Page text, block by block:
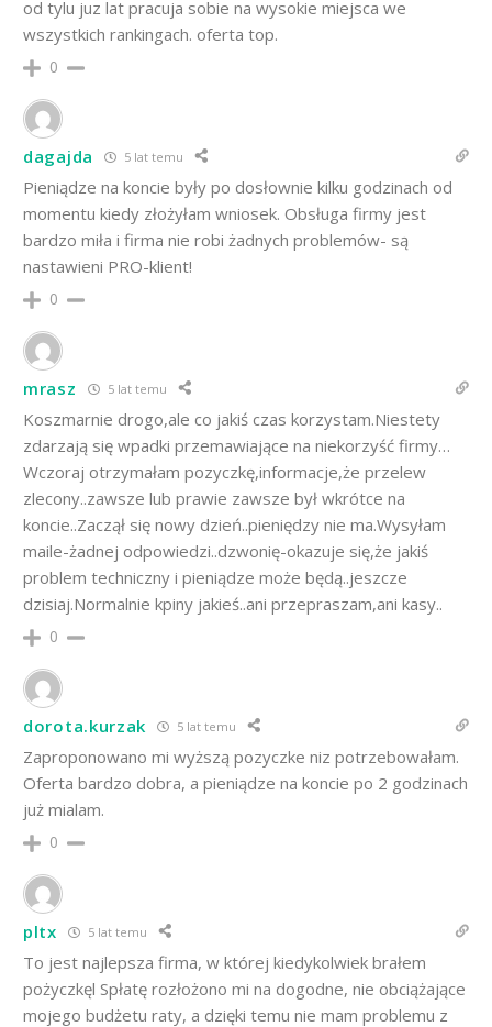
od tylu juz lat pracuja sobie na wysokie miejsca we
wszystkich rankingach. oferta top.
0
dagajda 5 lat temu
Pieniądze na koncie były po dosłownie kilku godzinach od
momentu kiedy złożyłam wniosek. Obsługa firmy jest
bardzo miła i firma nie robi żadnych problemów- są
nastawieni PRO-klient!
0
mrasz 5 lat temu
Koszmarnie drogo,ale co jakiś czas korzystam.Niestety
zdarzają się wpadki przemawiające na niekorzyść firmy…
Wczoraj otrzymałam pozyczkę,informacje,że przelew
zlecony..zawsze lub prawie zawsze był wkrótce na
koncie..Zaczął się nowy dzień..pieniędzy nie ma.Wysyłam
maile-żadnej odpowiedzi..dzwonię-okazuje się,że jakiś
problem techniczny i pieniądze może będą..jeszcze
dzisiaj.Normalnie kpiny jakieś..ani przepraszam,ani kasy..
0
dorota.kurzak 5 lat temu
Zaproponowano mi wyższą pozyczke niz potrzebowałam.
Oferta bardzo dobra, a pieniądze na koncie po 2 godzinach
już mialam.
0
pltx 5 lat temu
To jest najlepsza firma, w której kiedykolwiek brałem
pożyczkęl Spłatę rozłożono mi na dogodne, nie obciążające
mojego budżetu raty, a dzięki temu nie mam problemu z